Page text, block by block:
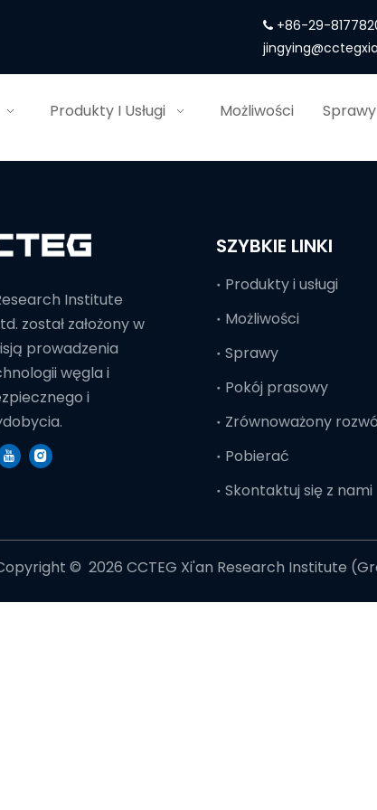
 +86-29-
Produkty I Usługi Możliwości Sprawy
Institute
został założony w
prowadzenia
węgla i
i
SZYBKIE LINKI
Produkty i usługi
Możliwości
Sprawy
Pokój prasowy
Zrównoważony
Pobierać
Skontaktuj się z nami
© 2026 CCTEG Xi'an Research Institute